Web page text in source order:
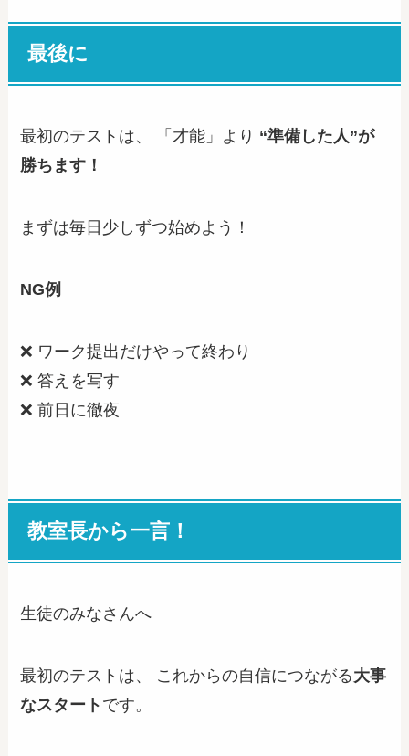
最後に
最初のテストは、 「才能」より “準備した人”が
勝ちます！
まずは毎日少しずつ始めよう！
NG例
❌ ワーク提出だけやって終わり
❌ 答えを写す
❌ 前日に徹夜
教室長から一言！
生徒のみなさんへ
最初のテストは、 これからの自信につながる大事
なスタート です。